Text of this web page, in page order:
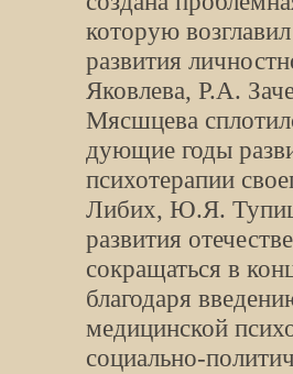
которую
развития
Яковлева, Р.А.
Мясшцева
дующие годы
психотерапии
Либих, Ю.Я.
развития
сокращаться в
благодаря
медицинской
социально-